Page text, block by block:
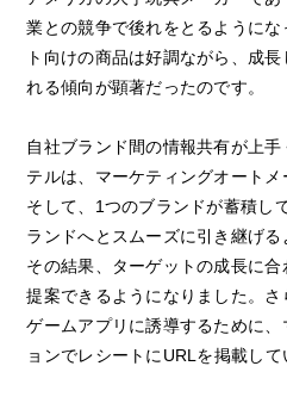
業との競争で後れをとるように
ト向けの商品は好調ながら、成
れる傾向が顕著だったのです。
自社ブランド間の情報共有が上
テルは、マーケティングオートメ
そして、1つのブランドが蓄積し
ランドへとスムーズに引き継げる
その結果、ターゲットの成長に
提案できるようになりました。
ゲームアプリに誘導するために
ョンでレシートにURLを掲載して